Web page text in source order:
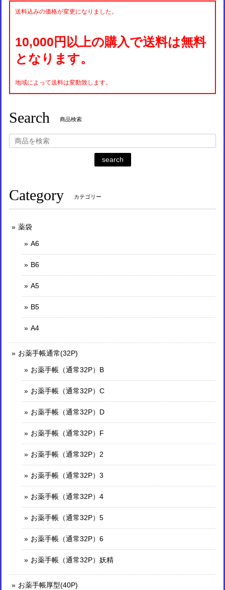
送料込みの価格が変更になりました。
10,000円以上の購入で送料は無料
となります。
地域によって送料は変動致します。
Search 商品検索
search
Category カテゴリー
薬袋
A6
B6
A5
B5
A4
お薬手帳通常(32P)
お薬手帳（通常32P）B
お薬手帳（通常32P）C
お薬手帳（通常32P）D
お薬手帳（通常32P）F
お薬手帳（通常32P）2
お薬手帳（通常32P）3
お薬手帳（通常32P）4
お薬手帳（通常32P）5
お薬手帳（通常32P）6
お薬手帳（通常32P）妖精
お薬手帳厚型(40P)